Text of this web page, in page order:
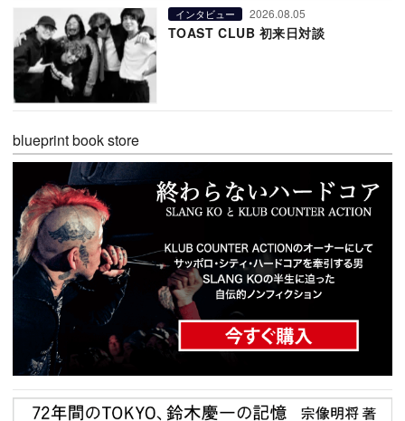
インタビュー 2026.08.05
TOAST CLUB 初来日対談
blueprint book store